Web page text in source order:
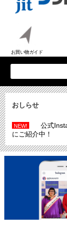
お買い物ガイド
おしらせ
NEW!
公式
にご紹介中！